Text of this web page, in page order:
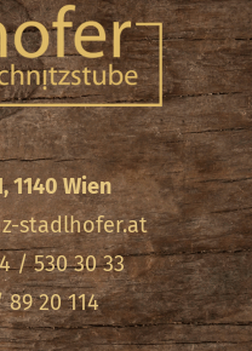
1140 Wien
stadlhofer.at
/ 530 30 33
89 20 114